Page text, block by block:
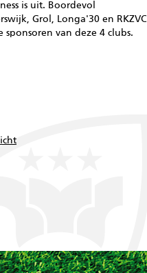
is uit. Boordevol
Grol, Longa'30 en RKZVC
van deze 4 clubs.